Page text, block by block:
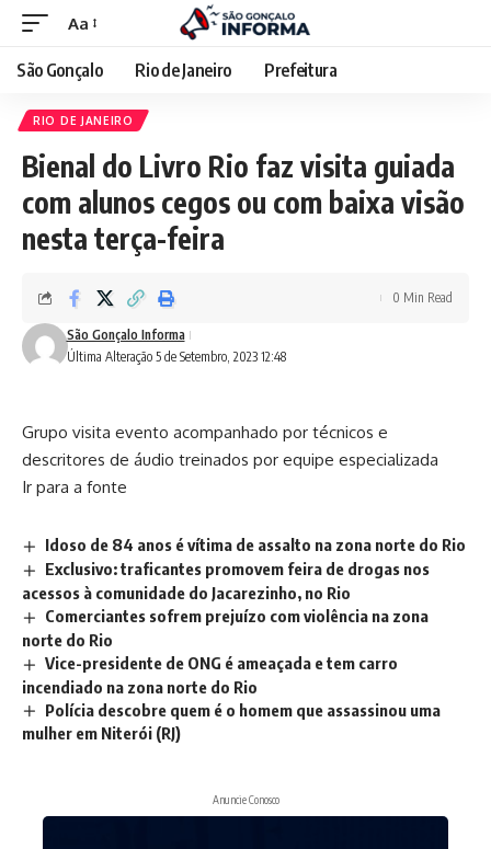
Aa
São Gonçalo Rio de Janeiro Prefeitura
RIO DE JANEIRO
Bienal do Livro Rio faz visita guiada
com alunos cegos ou com baixa visão
nesta terça-feira
Última Alteração 5 de Setembro, 2023 12:48
São Gonçalo Informa
0 Min Read
Grupo visita evento acompanhado por técnicos e
descritores de áudio treinados por equipe especializada
Ir para a fonte
Idoso de 84 anos é vítima de assalto na zona norte do Rio
Exclusivo: traficantes promovem feira de drogas nos
acessos à comunidade do Jacarezinho, no Rio
Comerciantes sofrem prejuízo com violência na zona
norte do Rio
Vice-presidente de ONG é ameaçada e tem carro
incendiado na zona norte do Rio
Polícia descobre quem é o homem que assassinou uma
mulher em Niterói (RJ)
Anuncie Conosco